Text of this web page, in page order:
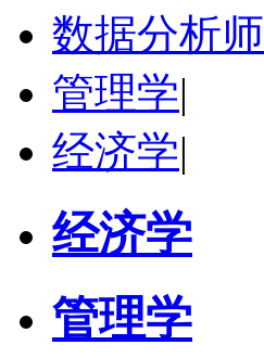
数据分析师
管理学|
经济学|
经济学
管理学